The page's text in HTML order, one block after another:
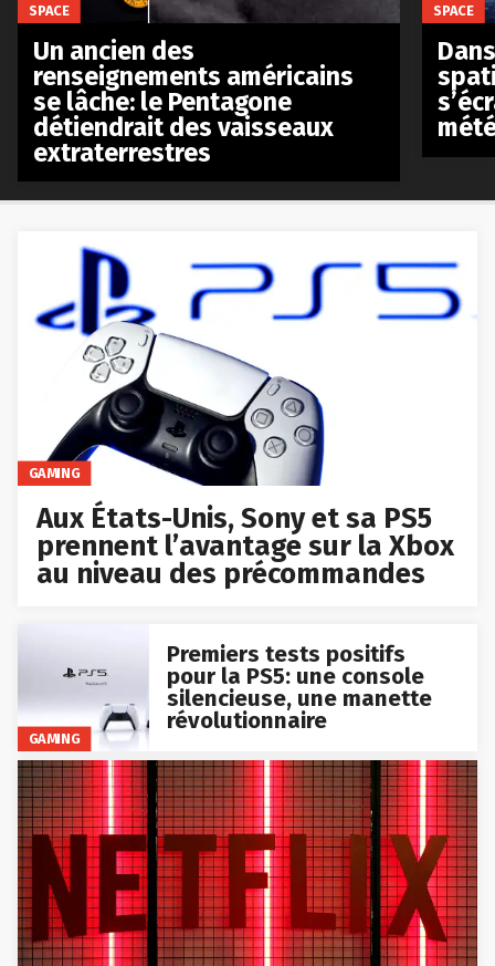
GAMING
Aux États-Unis, Sony et sa PS5
prennent l’avantage sur la Xbox
au niveau des précommandes
GAMING
Premiers tests positifs
pour la PS5: une console
silencieuse, une manette
révolutionnaire
SPACE
Un ancien des
renseignements américains
se lâche: le Pentagone
détiendrait des vaisseaux
extraterrestres
SPACE